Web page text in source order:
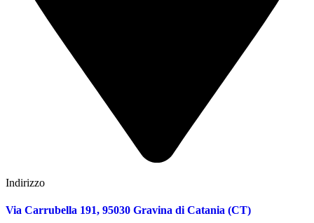
Indirizzo
Via Carrubella 191, 95030 Gravina di Catania (CT)